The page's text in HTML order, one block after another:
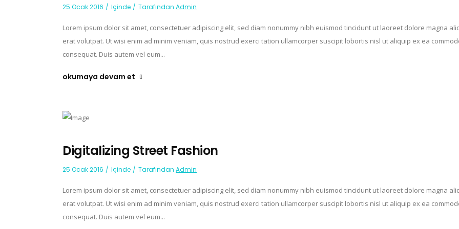
25 Ocak 2016 Içinde Tarafından Admin
Lorem ipsum dolor sit amet, consectetuer adipiscing elit, sed diam nonummy nibh euismod tincidunt ut laoreet dolore magna
erat volutpat. Ut wisi enim ad minim veniam, quis nostrud exerci tation ullamcorper suscipit lobortis nisl ut aliquip ex ea
consequat. Duis autem vel eum...
okumaya devam et
Digitalizing Street Fashion
25 Ocak 2016 Içinde Tarafından Admin
Lorem ipsum dolor sit amet, consectetuer adipiscing elit, sed diam nonummy nibh euismod tincidunt ut laoreet dolore magna
erat volutpat. Ut wisi enim ad minim veniam, quis nostrud exerci tation ullamcorper suscipit lobortis nisl ut aliquip ex ea
consequat. Duis autem vel eum...